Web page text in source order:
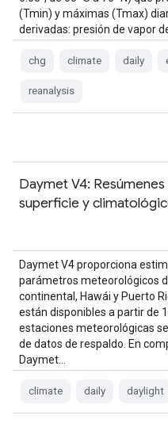
(Tmin) y máximas (Tmax)
derivadas: presión de vapor
chg climate daily
reanalysis
Daymet V4:
superficie y
Daymet V4 proporciona
parámetros meteorológicos
continental, Hawái y Puerto
están disponibles a partir de
estaciones meteorológicas
de datos de respaldo. En
Daymet…
climate daily daylight